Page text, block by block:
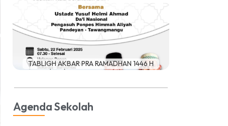
TABLIGH AKBAR PRA RAMADHAN 1446 H
Agenda Sekolah